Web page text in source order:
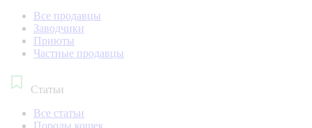
Все продавцы
Заводчики
Приюты
Частные продавцы
Статьи
Все статьи
Породы кошек